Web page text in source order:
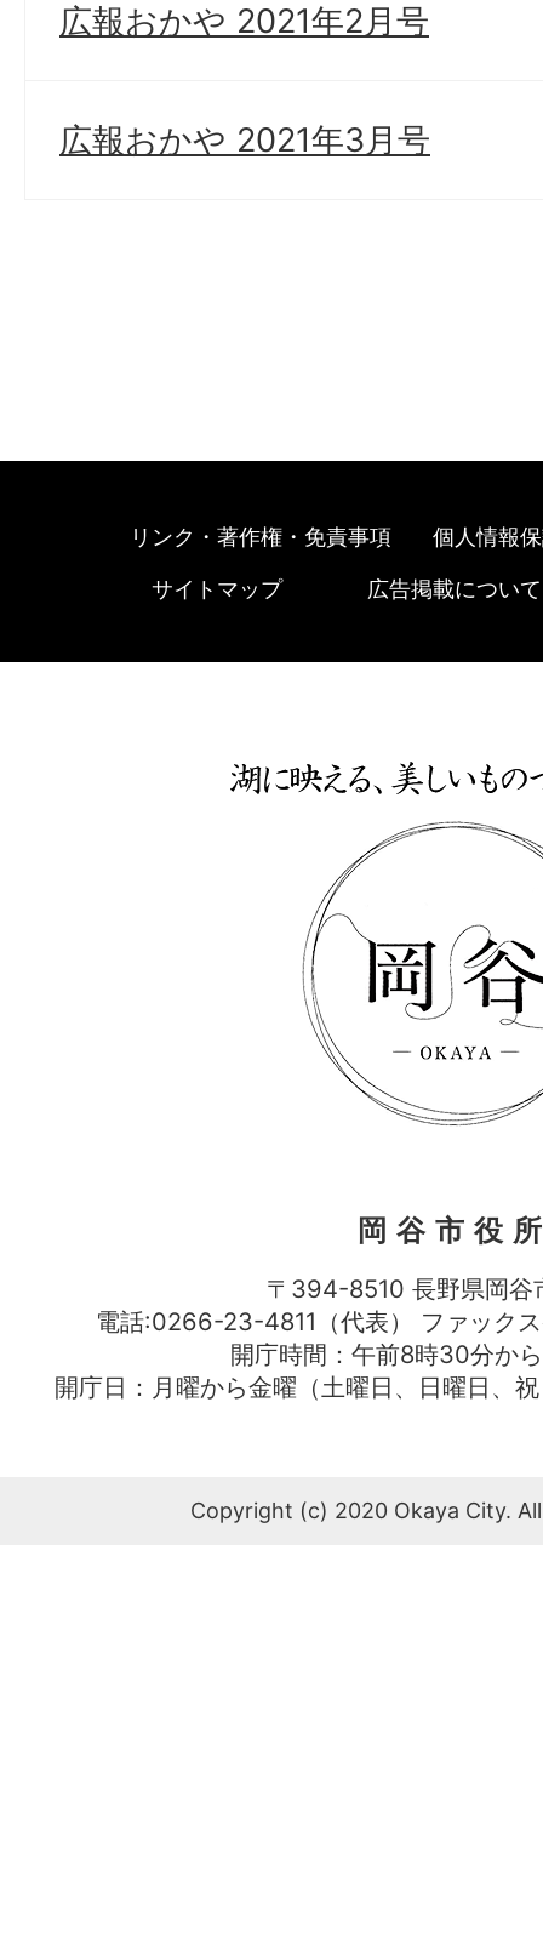
広報おかや 2021年2月号
広報おかや 2021年3月号
リンク・著作権・免責事項 個人情報
サイトマップ 広告掲載について
岡谷市役
〒394-8510 長野県岡谷
電話:0266-23-4811（代表） ファッ
開庁時間：午前8時30分か
開庁日：月曜から金曜（土曜日、日曜日、
Copyright (c) 2020 Okaya City.